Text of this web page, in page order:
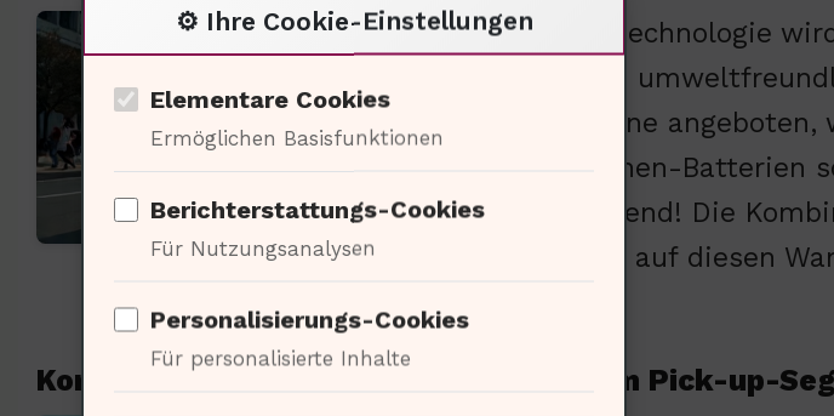
Die Hybridtechnologie
sich für ein
Doppelkabine
Lithium-Ionen-Batterien
beeindruckend! Die
Konkurrenz auf diesen
Konkurrenz und Marktveränderungen im Pick-up-
⚙️ Ihre Cookie-Einstellungen
Elementare Cookies
Ermöglichen Basisfunktionen
Berichterstattungs-Cookies
Für Nutzungsanalysen
Personalisierungs-Cookies
Für personalisierte Inhalte